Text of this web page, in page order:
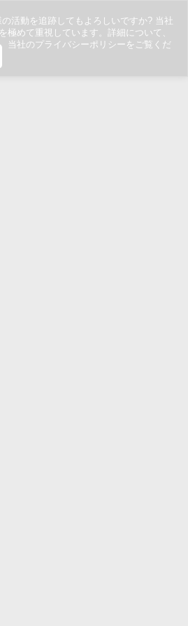
活動を追跡してもよろしいですか? 当社
極めて重視しています。詳細について、
当社のプライバシーポリシーをご覧くだ